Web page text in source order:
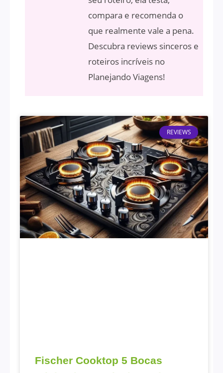
compara e recomenda o
que realmente vale a pena.
Descubra reviews sinceros e
roteiros incríveis no
Planejando Viagens!
REVIEWS
Fischer Cooktop 5 Bocas